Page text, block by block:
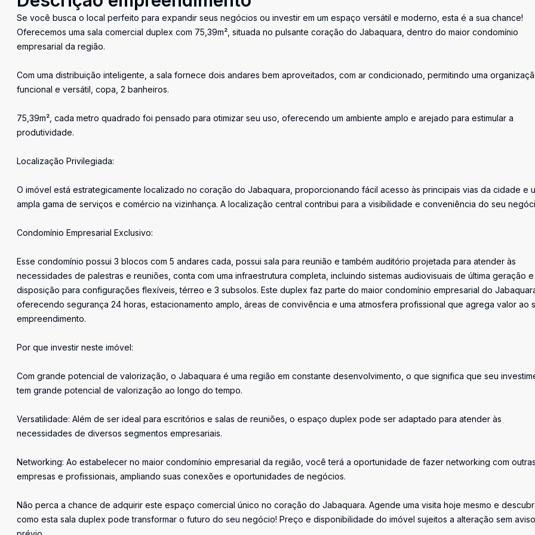
Se você busca o local perfeito para expandir seus negócios ou investir em um espaço versátil e moderno, esta é a sua chance!
Oferecemos uma sala comercial duplex com 75,39m², situada no pulsante coração do Jabaquara, dentro do maior condomínio
empresarial da região.
Com uma distribuição inteligente, a sala fornece dois andares bem aproveitados, com ar condicionado, permitindo uma
funcional e versátil, copa, 2 banheiros.
75,39m², cada metro quadrado foi pensado para otimizar seu uso, oferecendo um ambiente amplo e arejado para estimular a
produtividade.
Localização Privilegiada:
O imóvel está estrategicamente localizado no coração do Jabaquara, proporcionando fácil acesso às principais vias da cidade e
ampla gama de serviços e comércio na vizinhança. A localização central contribui para a visibilidade e conveniência do seu
Condomínio Empresarial Exclusivo:
Esse condomínio possui 3 blocos com 5 andares cada, possui sala para reunião e também auditório projetada para atender às
necessidades de palestras e reuniões, conta com uma infraestrutura completa, incluindo sistemas audiovisuais de última geração e
disposição para configurações flexíveis, térreo e 3 subsolos. Este duplex faz parte do maior condomínio empresarial do
oferecendo segurança 24 horas, estacionamento amplo, áreas de convivência e uma atmosfera profissional que agrega valor ao
empreendimento.
Por que investir neste imóvel:
Com grande potencial de valorização, o Jabaquara é uma região em constante desenvolvimento, o que significa que seu
tem grande potencial de valorização ao longo do tempo.
Versatilidade: Além de ser ideal para escritórios e salas de reuniões, o espaço duplex pode ser adaptado para atender às
necessidades de diversos segmentos empresariais.
Networking: Ao estabelecer no maior condomínio empresarial da região, você terá a oportunidade de fazer networking com outras
empresas e profissionais, ampliando suas conexões e oportunidades de negócios.
Não perca a chance de adquirir este espaço comercial único no coração do Jabaquara. Agende uma visita hoje mesmo e
como esta sala duplex pode transformar o futuro do seu negócio! Preço e disponibilidade do imóvel sujeitos a alteração sem aviso